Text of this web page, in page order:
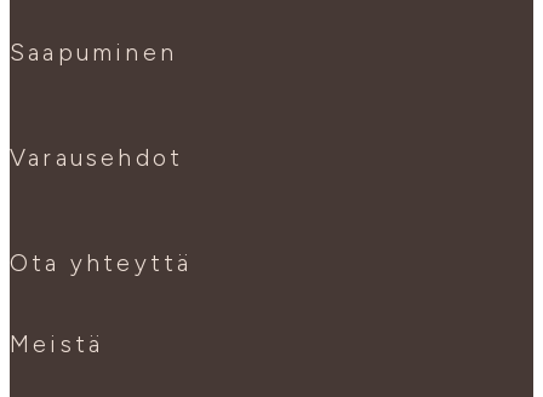
Saapuminen
Varausehdot
Ota yhteyttä
Meistä